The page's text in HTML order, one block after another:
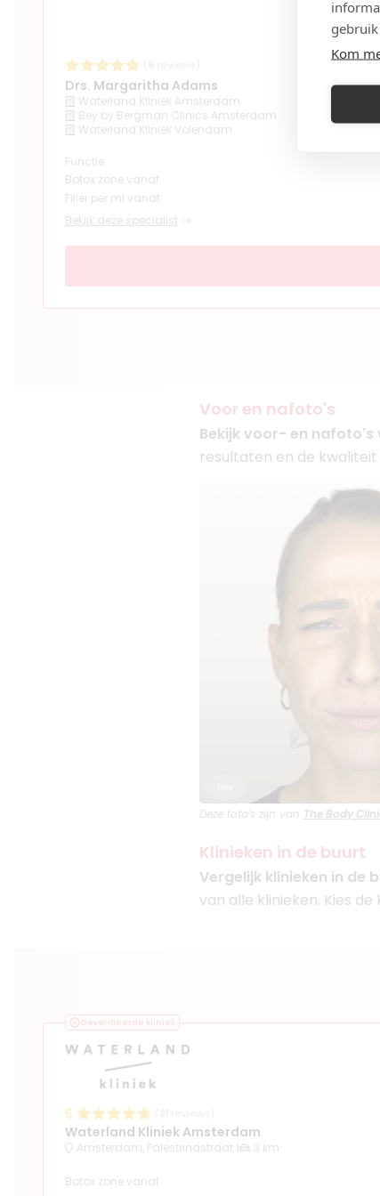
Kom
Meer informatie
9. AcuVitae
(20
Aantal
Opgericht in2015
Drs. Margaritha Adams
Waterland Kliniek Amsterdam
Bey by Bergman Clinics Amsterdam
Waterland Kliniek Volendam
Functie
Botox zone vanaf
Filler per ml vanaf
Bekijk deze specialist
Voor en nafoto's
Bekijk voor- en nafoto's
resultaten en de kwaliteit
Deze foto's zijn van The Body
Klinieken in de buurt
Vergelijk klinieken in de
van alle klinieken. Kies de
Geverifieerde kliniek
5
Waterland Kliniek Amsterdam
Amsterdam, Palestrinastraat 1 3 km
Botox zone vanaf